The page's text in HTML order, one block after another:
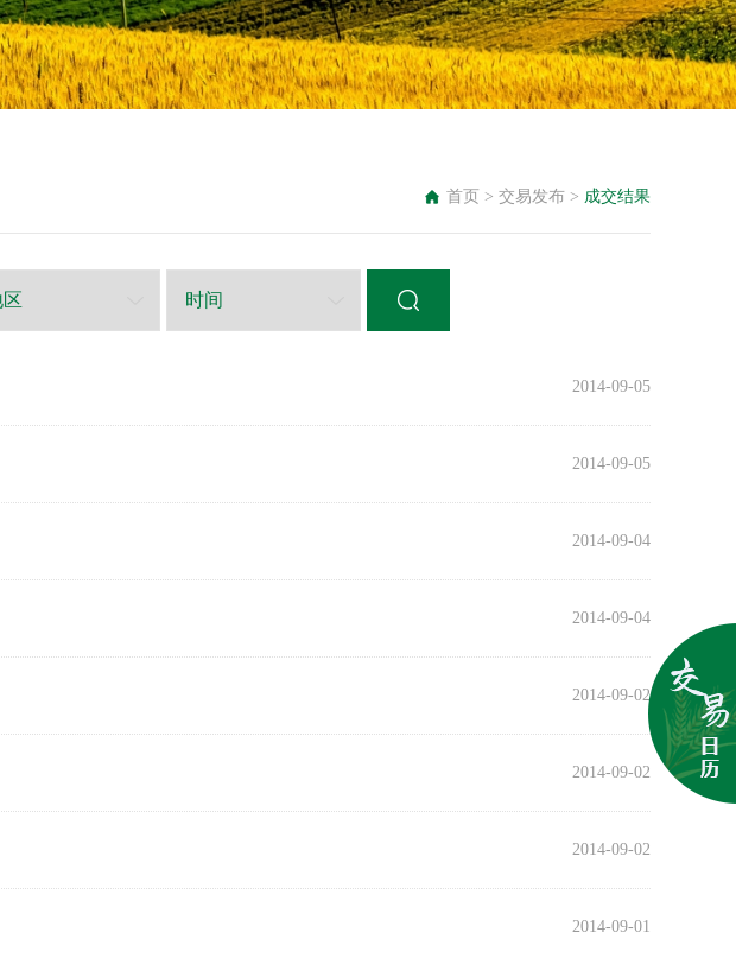
首页 > 交易发布 > 成交结果
2014-09-05
2014-09-05
2014-09-04
2014-09-04
2014-09-02
2014-09-02
2014-09-02
2014-09-01